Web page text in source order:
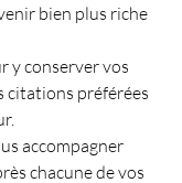
bien plus riche
y conserver vos
citations préférées
accompagner
chacune de vos